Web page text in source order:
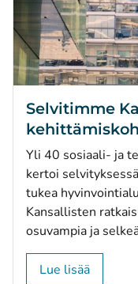
Selvitimme
Yli 40 sosiaali- ja
kertoi
tukea
Kansallisten
osuvampia ja
Lue lisää